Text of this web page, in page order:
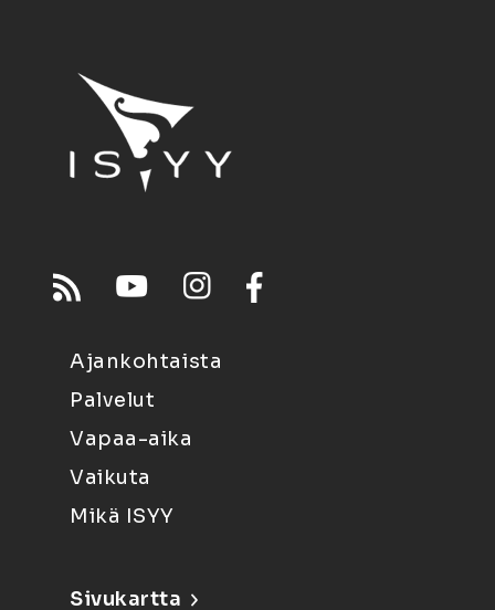
Ajankohtaista
Palvelut
Vapaa-aika
Vaikuta
Mikä ISYY
Sivukartta